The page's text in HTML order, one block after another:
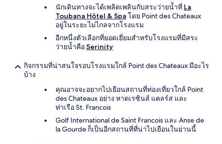
นักเดินทางจะได้เพลิดเพลินกับสระว่ายน้ำที่ La
Toubana Hôtel & Spa โดย Point des Chateaux
อยู่ในระยะไม่ไกลจากโรงแรม
อีกหนึ่งตัวเลือกที่ยอดเยี่ยมสำหรับโรงแรมที่มีสระ
ว่ายน้ำคือSerinity
กิจกรรมที่น่าสนใจรอบโรงแรมใกล้ Point des Chateaux มีอะไร
บ้าง
คุณอาจจะอยากไปเยือนสถานที่ท่องเที่ยวใกล้ Point
des Chateaux อย่าง หาดเรซินส์ แคลร์ส และ
ท่าเรือ St. Francois
Golf International de Saint Francois และ Anse de
la Gourde ก็เป็นอีกสถานที่ที่น่าไปเยือนในย่านนี้